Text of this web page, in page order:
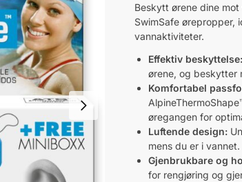
Beskytt ørene dine
SwimSafe ørepropper,
vannaktiviteter.
Effektiv beskyttelse:
ørene, og beskytter
Komfortabel
øregangen for
Luftende design:
mens du er i vannet.
Gjenbrukbare og
for rengjøring og